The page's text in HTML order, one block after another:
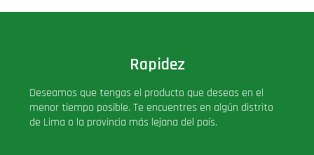
Rapidez
Deseamos que tengas el producto que deseas en el
menor tiempo posible. Te encuentres en algún distrito
de Lima o la provincia más lejana del país.